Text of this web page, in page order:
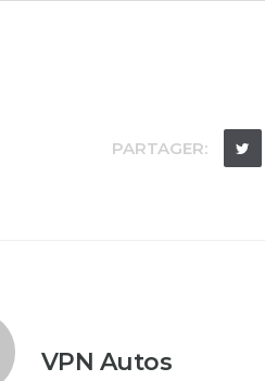
PARTAGER:
VPN Autos